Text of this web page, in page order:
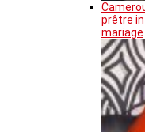
prêtre
mariage